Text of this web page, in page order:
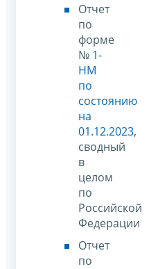
Отчет
по
форме
№ 1-
НМ
по
состоянию
на
01.12.2023,
сводный
в
целом
по
Российской
Федерации
Отчет
по